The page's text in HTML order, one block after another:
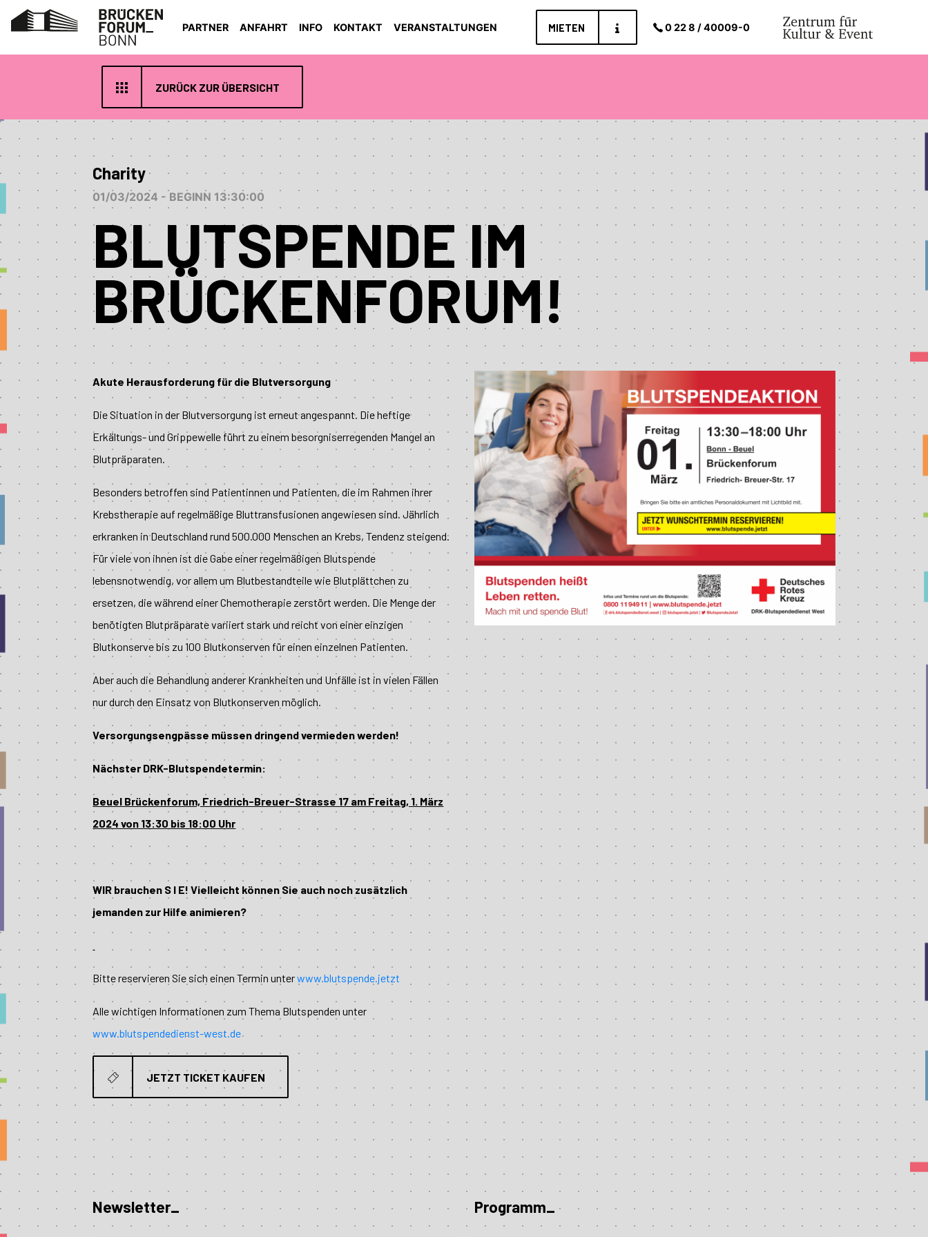
PARTNER ANFAHRT INFO KONTAKT VERANSTALTUNGEN MIETEN 0 22 8 / 40009-0
ZURÜCK ZUR ÜBERSICHT
Charity
01/03/2024 - BEGINN 13:30:00
BLUTSPENDE IM
BRÜCKENFORUM!
Akute Herausforderung für die Blutversorgung
Die Situation in der Blutversorgung ist erneut angespannt. Die heftige
Erkältungs- und Grippewelle führt zu einem besorgniserregenden Mangel an
Blutpräparaten.
Besonders betroffen sind Patientinnen und Patienten, die im Rahmen ihrer
Krebstherapie auf regelmäßige Bluttransfusionen angewiesen sind. Jährlich
erkranken in Deutschland rund 500.000 Menschen an Krebs, Tendenz steigend.
Für viele von ihnen ist die Gabe einer regelmäßigen Blutspende
lebensnotwendig, vor allem um Blutbestandteile wie Blutplättchen zu
ersetzen, die während einer Chemotherapie zerstört werden. Die Menge der
benötigten Blutpräparate variiert stark und reicht von einer einzigen
Blutkonserve bis zu 100 Blutkonserven für einen einzelnen Patienten.
Aber auch die Behandlung anderer Krankheiten und Unfälle ist in vielen Fällen
nur durch den Einsatz von Blutkonserven möglich.
Versorgungsengpässe müssen dringend vermieden werden!
Nächster DRK-Blutspendetermin:
Beuel Brückenforum, Friedrich-Breuer-Strasse 17 am Freitag, 1. März
2024 von 13:30 bis 18:00 Uhr
WIR brauchen S I E! Vielleicht können Sie auch noch zusätzlich
jemanden zur Hilfe animieren?
Bitte reservieren Sie sich einen Termin unterwww.blutspende.jetzt
Alle wichtigen Informationen zum Thema Blutspenden unter
www.blutspendedienst-west.de
JETZT TICKET KAUFEN
Newsletter_ Programm_